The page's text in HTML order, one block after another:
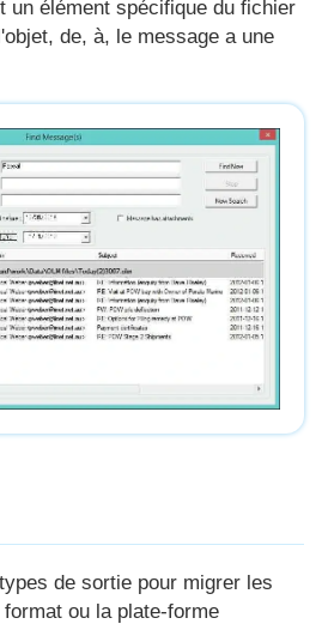
un élément spécifique du fichier
de, à, le message a une
de sortie pour migrer les
ou la plate-forme